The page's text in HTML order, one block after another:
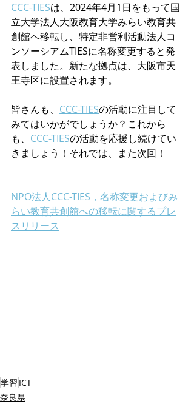
CCC-TIESは、2024年4月1日をもって国
立大学法人大阪教育大学みらい教育共
創館へ移転し、特定非営利活動法人コ
ンソーシアムTIESに名称変更すると発
表しました。新たな拠点は、大阪市天
王寺区に設置されます。
皆さんも、 CCC-TIESの活動に注目して
みてはいかがでしょうか？これから
も、 CCC-TIESの活動を応援し続けてい
きましょう！それでは、また次回！
NPO法人CCC-TIES，名称変更およびみ
らい教育共創館への移転に関するプレ
スリリース
学習 ICT
奈良県